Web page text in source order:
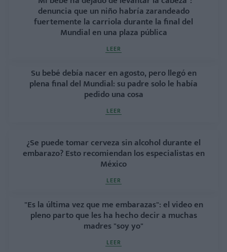
denuncia que un niño habría zarandeado
fuertemente la carriola durante la final del
Mundial en una plaza pública
LEER
Su bebé debía nacer en agosto, pero llegó en
plena final del Mundial: su padre solo le había
pedido una cosa
LEER
¿Se puede tomar cerveza sin alcohol durante el
embarazo? Esto recomiendan los especialistas en
México
LEER
"Es la última vez que me embarazas": el video en
pleno parto que les ha hecho decir a muchas
madres "soy yo"
LEER